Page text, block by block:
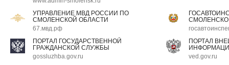
УПРАВЛЕНИЕ МВД РОССИИ ПО
СМОЛЕНСКОЙ ОБЛАСТИ
67.мвд.рф
ПОРТАЛ ГОСУДАРСТВЕННОЙ
ГРАЖДАНСКОЙ СЛУЖБЫ
gossluzhba.gov.ru
ПОРТАЛ
ved.gov.ru